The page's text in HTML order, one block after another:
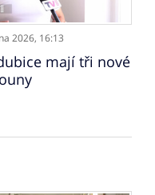
2026, 16:13
mají tři nové